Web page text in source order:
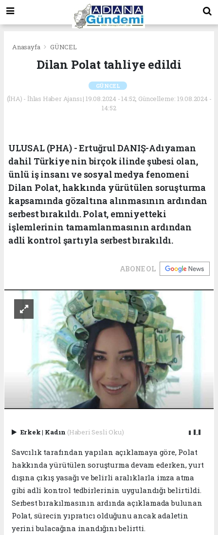
Anasayfa GÜNCEL
Dilan Polat tahliye edildi
GÜNCEL
(İHA) - İhlas Haber Ajansı | 19.08.2024 - 14:52, Güncelleme: 19.08.2024 -
14:52
ULUSAL (PHA) - Ertuğrul DANIŞ-Adıyaman
dahil Türkiye nin birçok ilinde şubesi olan,
ünlü iş insanı ve sosyal medya fenomeni
Dilan Polat, hakkında yürütülen soruşturma
kapsamında gözaltına alınmasının ardından
serbest bırakıldı. Polat, emniyetteki
işlemlerinin tamamlanmasının ardından
adli kontrol şartıyla serbest bırakıldı.
ABONE OL
Erkek| Kadın (Haberi Sesli Oku)
Savcılık tarafından yapılan açıklamaya göre, Polat
hakkında yürütülen soruşturma devam ederken, yurt
dışına çıkış yasağı ve belirli aralıklarla imza atma
gibi adli kontrol tedbirlerinin uygulandığı belirtildi.
Serbest bırakılmasının ardında açıklamada bulunan
Polat, sürecin yıpratıcı olduğunu ancak adaletin
yerini bulacağına inandığını belirtti.